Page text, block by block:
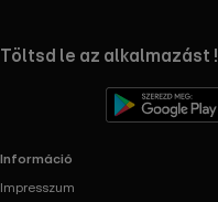
RTL+ useful links.
Töltsd le az alkalmazást !
Információ
Impresszum